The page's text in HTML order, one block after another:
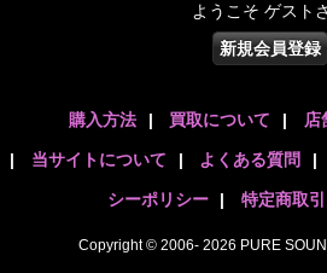
ようこそ ゲスト
新規会員登録
購入方法 | 買取について | 店
| 当サイトについて | よくある質問 |
シーポリシー | 特定商取
Copyright © 2006- 2026 PURE